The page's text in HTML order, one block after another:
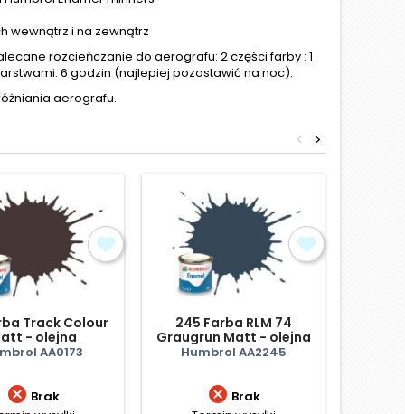
wewnątrz i na zewnątrz
rozcieńczanie do aerografu: 2 części farby : 1
6 godzin (najlepiej pozostawić na noc).
aerografu.
>
<
Track Colour
- olejna
AA0173
 Brak
245 Farba RLM 74
Graugrun Matt - olejna
Humbrol AA2245
 Brak